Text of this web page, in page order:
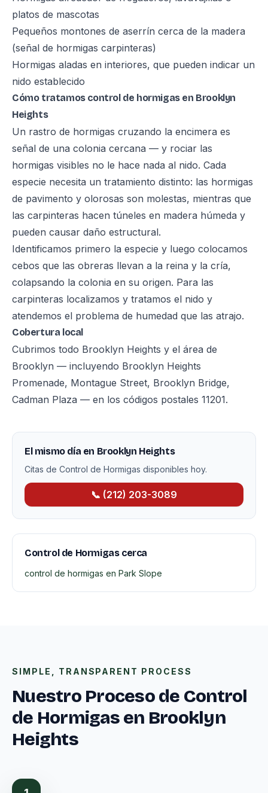
platos de mascotas
Pequeños montones de aserrín cerca de la madera
(señal de hormigas carpinteras)
Hormigas aladas en interiores, que pueden indicar un
nido establecido
Cómo tratamos control de hormigas en Brooklyn
Heights
Un rastro de hormigas cruzando la encimera es
señal de una colonia cercana — y rociar las
hormigas visibles no le hace nada al nido. Cada
especie necesita un tratamiento distinto: las hormigas
de pavimento y olorosas son molestas, mientras que
las carpinteras hacen túneles en madera húmeda y
pueden causar daño estructural.
Identificamos primero la especie y luego colocamos
cebos que las obreras llevan a la reina y la cría,
colapsando la colonia en su origen. Para las
carpinteras localizamos y tratamos el nido y
atendemos el problema de humedad que las atrajo.
Cobertura local
Cubrimos todo Brooklyn Heights y el área de
Brooklyn — incluyendo Brooklyn Heights
Promenade, Montague Street, Brooklyn Bridge,
Cadman Plaza — en los códigos postales 11201.
El mismo día en Brooklyn Heights
Citas de Control de Hormigas disponibles hoy.
📞 (212) 203-3089
Control de Hormigas cerca
control de hormigas en Park Slope
SIMPLE, TRANSPARENT PROCESS
Nuestro Proceso de Control
de Hormigas en Brooklyn
Heights